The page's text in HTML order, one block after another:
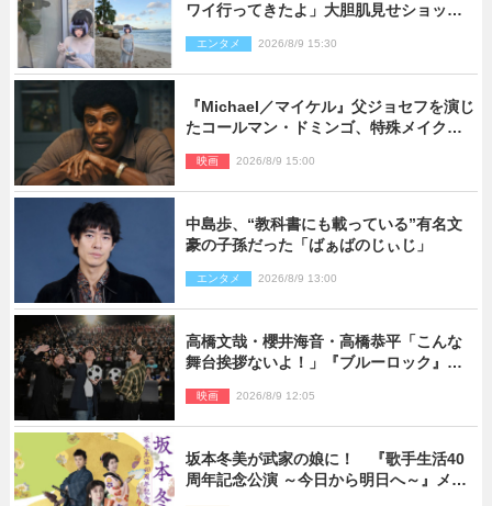
ワイ行ってきたよ」大胆肌見せショット
エンタメ 2026/8/9 15:30
『Michael／マイケル』父ジョセフを演じ
たコールマン・ドミンゴ、特殊メイクに2
映画 2026/8/9 15:00
中島歩、“教科書にも載っている”有名文
豪の子孫だった「ばぁばのじぃじ」
エンタメ 2026/8/9 13:00
高橋文哉・櫻井海音・高橋恭平「こんな
舞台挨拶ないよ！」『ブルーロック』自
映画 2026/8/9 12:05
坂本冬美が武家の娘に！ 『歌手生活40
周年記念公演 ～今日から明日へ～』メイ